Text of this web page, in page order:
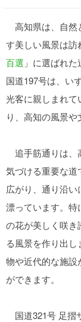
高知県は、自然
す美しい風景は訪
百選 」に選ばれ
国道197号は、い
光客に親しまれて
り、高知の風景や
追手筋通りは、
気づける重要な
広がり、通り沿
漂っています。
の花が美しく咲き
る風景を作り出
物や近代的な施設
ができます。
国道321号 足摺